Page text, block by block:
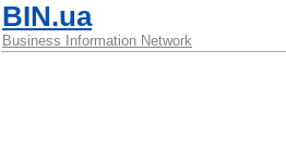
BIN.ua
Business Information Network